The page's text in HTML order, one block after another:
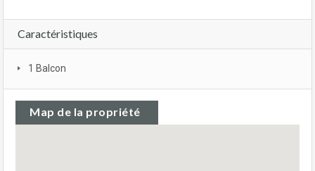
Caractéristiques
1 Balcon
Map de la propriété